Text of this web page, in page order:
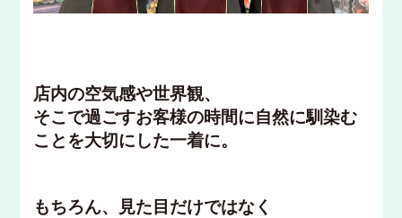
店内の空気感や世界観、
そこで過ごすお客様の時間に自然に馴染む
ことを大切にした一着に。
もちろん、見た目だけではなく